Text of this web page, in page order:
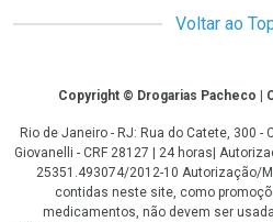
Voltar ao
CopyrightCopyright © Drogarias Pacheco |
Rio de Janeiro - RJ: Rua do Catete, 300 -
Giovanelli - CRF 28127 | 24 horas|
25351.493074/2012-10 Autorização/
contidas neste site, como
medicamentos, não devem ser